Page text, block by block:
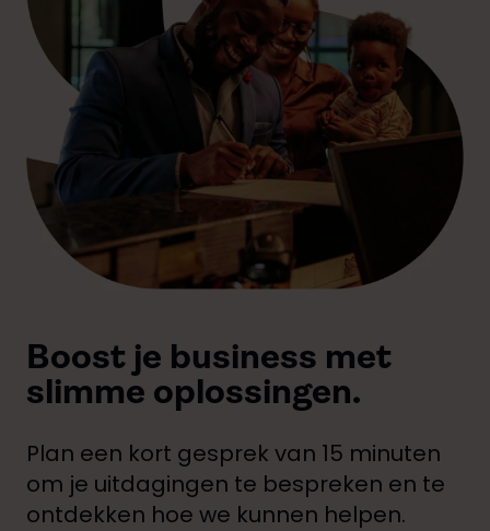
Boost je business met
slimme oplossingen.
Plan een kort gesprek van 15 minuten
om je uitdagingen te bespreken en te
ontdekken hoe we kunnen helpen.